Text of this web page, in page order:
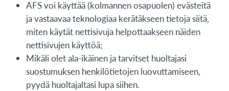
AFS voi käyttää (kolmannen osapuolen) evästeitä
ja vastaavaa teknologiaa kerätäkseen tietoja siitä,
miten käytät nettisivuja helpottaakseen näiden
nettisivujen käyttöä;
Mikäli olet ala-ikäinen ja tarvitset huoltajasi
suostumuksen henkilötietojen luovuttamiseen,
pyydä huoltajaltasi lupa siihen.